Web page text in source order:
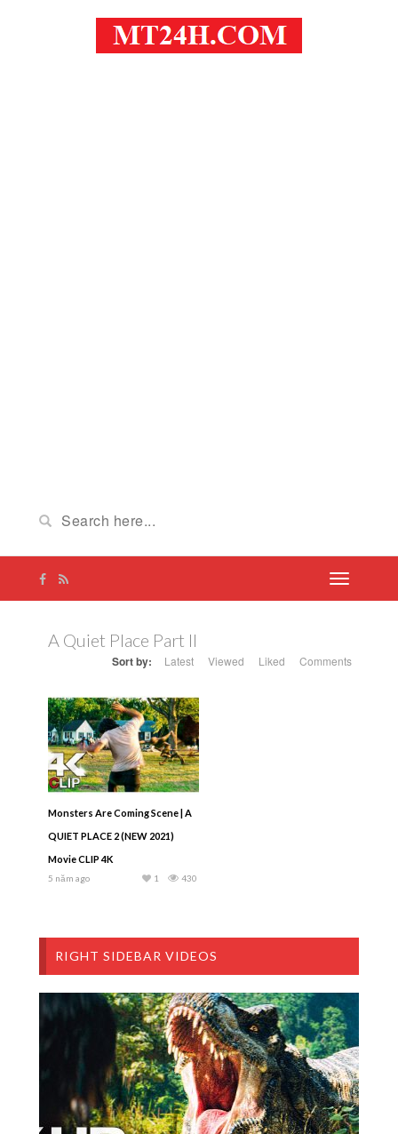
A Quiet Place Part II
Sort by: Latest Viewed Liked Comments
Monsters Are Coming Scene | A
QUIET PLACE 2 (NEW 2021)
Movie CLIP 4K
5 năm ago 430
1
RIGHT SIDEBAR VIDEOS